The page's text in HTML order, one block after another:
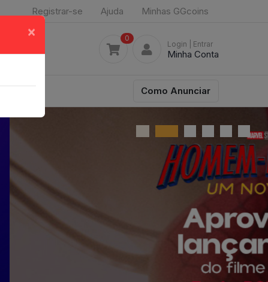
Registrar-se Ajuda Minhas GGcoins
0
Login | Entrar
Minha Conta
Como Anunciar
×